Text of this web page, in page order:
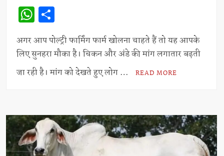
W
h
at
s
A
p
h
ar
e
अगर आप पोल्ट्री फार्मिंग फार्म खोलना चाहते हैं तो यह आपके
लिए सुनहरा मौका है। चिकन और अंडे की मांग लगातार बढ़ती
जा रही है। मांग को देखते हुए लोग …
READ MORE